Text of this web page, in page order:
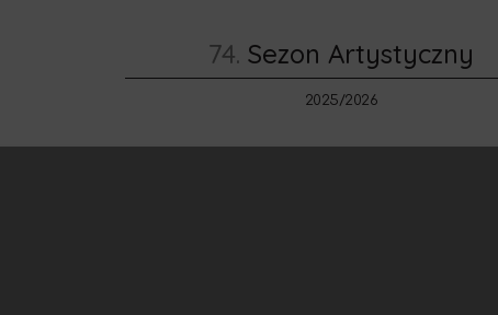
74. Sezon Artystyczny
2025/2026